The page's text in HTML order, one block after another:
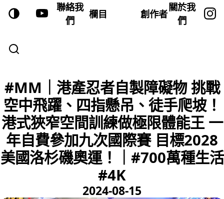
聯絡我
們
欄目 創作者
關於我
們
#MM｜港產忍者自製障礙物 挑戰
空中飛躍、四指懸吊、徒手爬坡！
港式狹窄空間訓練做極限體能王 一
年自費參加九次國際賽 目標2028
美國洛杉磯奧運！｜#700萬種生活
#4K
2024-08-15